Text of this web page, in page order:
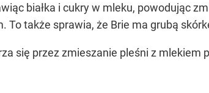
białka i cukry w mleku, powodując
To także sprawia, że ​​Brie ma grubą
się przez zmieszanie pleśni z mlekiem